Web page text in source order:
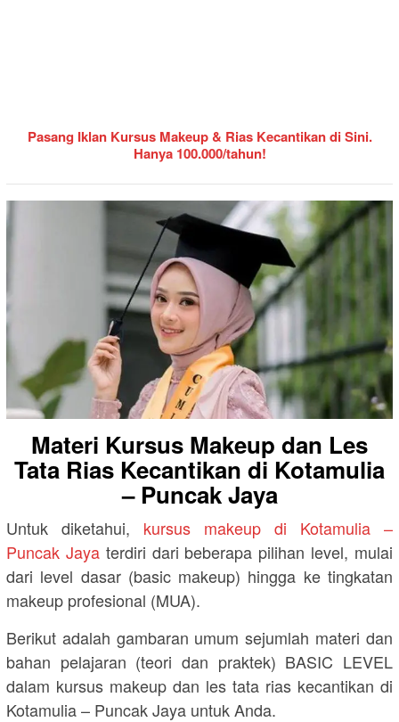
Pasang Iklan Kursus Makeup & Rias Kecantikan di Sini.
Hanya 100.000/tahun!
Materi Kursus Makeup dan Les
Tata Rias Kecantikan di Kotamulia
– Puncak Jaya
Untuk diketahui, kursus makeup di Kotamulia –
Puncak Jayaterdiri dari beberapa pilihan level, mulai
dari level dasar (basic makeup) hingga ke tingkatan
makeup profesional (MUA).
Berikut adalah gambaran umum sejumlah materi dan
bahan pelajaran (teori dan praktek) BASIC LEVEL
dalam kursus makeup dan les tata rias kecantikan di
Kotamulia – Puncak Jaya untuk Anda.